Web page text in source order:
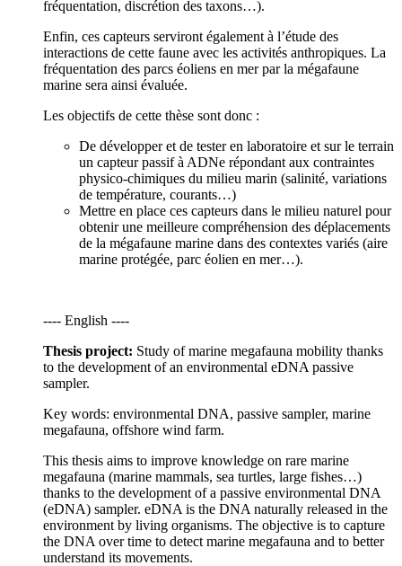
fréquentation, discrétion des taxons…).
Enfin, ces capteurs serviront également à l’étude des
interactions de cette faune avec les activités anthropiques. La
fréquentation des parcs éoliens en mer par la mégafaune
marine sera ainsi évaluée.
Les objectifs de cette thèse sont donc :
De développer et de tester en laboratoire et sur le terrain
un capteur passif à ADNe répondant aux contraintes
physico-chimiques du milieu marin (salinité, variations
de température, courants…)
Mettre en place ces capteurs dans le milieu naturel pour
obtenir une meilleure compréhension des déplacements
de la mégafaune marine dans des contextes variés (aire
marine protégée, parc éolien en mer…).
---- English ----
Thesis project: Study of marine megafauna mobility thanks
to the development of an environmental eDNA passive
sampler.
Key words: environmental DNA, passive sampler, marine
megafauna, offshore wind farm.
This thesis aims to improve knowledge on rare marine
megafauna (marine mammals, sea turtles, large fishes…)
thanks to the development of a passive environmental DNA
(eDNA) sampler. eDNA is the DNA naturally released in the
environment by living organisms. The objective is to capture
the DNA over time to detect marine megafauna and to better
understand its movements.